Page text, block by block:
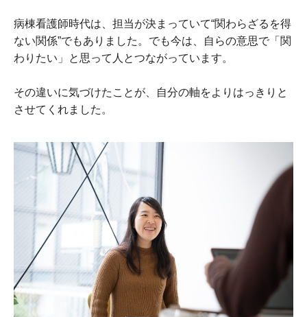
病棟看護師時代は、担当が決まっていて“関わらざるを得
ない関係”でもありました。でも今は、自らの意思で「関
わりたい」と思って人とつながっています。
その違いに気づけたことが、自分の軸をよりはっきりと
させてくれました。